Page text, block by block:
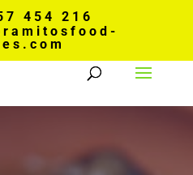
454 216